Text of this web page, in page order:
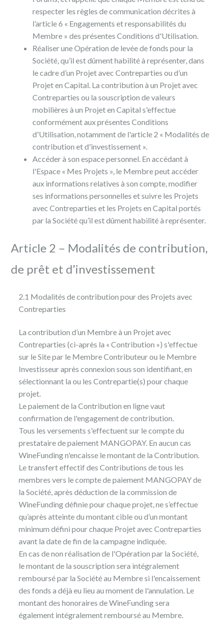
respecter les règles de communication décrites à
l’article 6 « Engagements et responsabilités du
Membre » des présentes Conditions d'Utilisation.
Réaliser une Opération de levée de fonds pour la
Société, qu’il est dûment habilité à représenter, dans
le cadre d’un Projet avec Contreparties ou d’un
Projet en Capital. La contribution à un Projet avec
Contreparties ou la souscription de valeurs
mobilières à un Projet en Capital s'effectue
conformément aux présentes Conditions
d'Utilisation, notamment de l'article 2 « Modalités de
contribution et d'investissement ».
Accéder à son espace personnel. En accédant à
l'Espace « Mes Projets », le Membre peut accéder
aux informations relatives à son compte, modifier
ses informations personnelles et suivre les Projets
avec Contreparties et les Projets en Capital portés
par la Société qu’il est dûment habilité à représenter.
Article 2 – Modalités de contribution,
de prêt et d’investissement
2.1 Modalités de contribution pour des Projets avec
Contreparties
La contribution d’un Membre à un Projet avec
Contreparties (ci-après la « Contribution ») s'effectue
sur le Site par le Membre Contributeur ou le Membre
Investisseur après connexion sous son identifiant, en
sélectionnant la ou les Contrepartie(s) pour chaque
projet.
Le paiement de la Contribution en ligne vaut
confirmation de l'engagement de contribution.
Tous les versements s'effectuent sur le compte du
prestataire de paiement MANGOPAY. En aucun cas
WineFunding n'encaisse le montant de la Contribution.
Le transfert effectif des Contributions de tous les
membres vers le compte de paiement MANGOPAY de
la Société, après déduction de la commission de
WineFunding définie pour chaque projet, ne s’effectue
qu’après atteinte du montant cible ou d’un montant
minimum défini pour chaque Projet avec Contreparties
avant la date de fin de la campagne indiquée.
En cas de non réalisation de l'Opération par la Société,
le montant de la souscription sera intégralement
remboursé par la Société au Membre si l'encaissement
des fonds a déjà eu lieu au moment de l'annulation. Le
montant des honoraires de WineFunding sera
également intégralement remboursé au Membre.